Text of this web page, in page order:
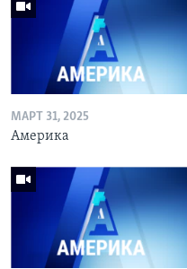
МАРТ 31, 2025
Америка